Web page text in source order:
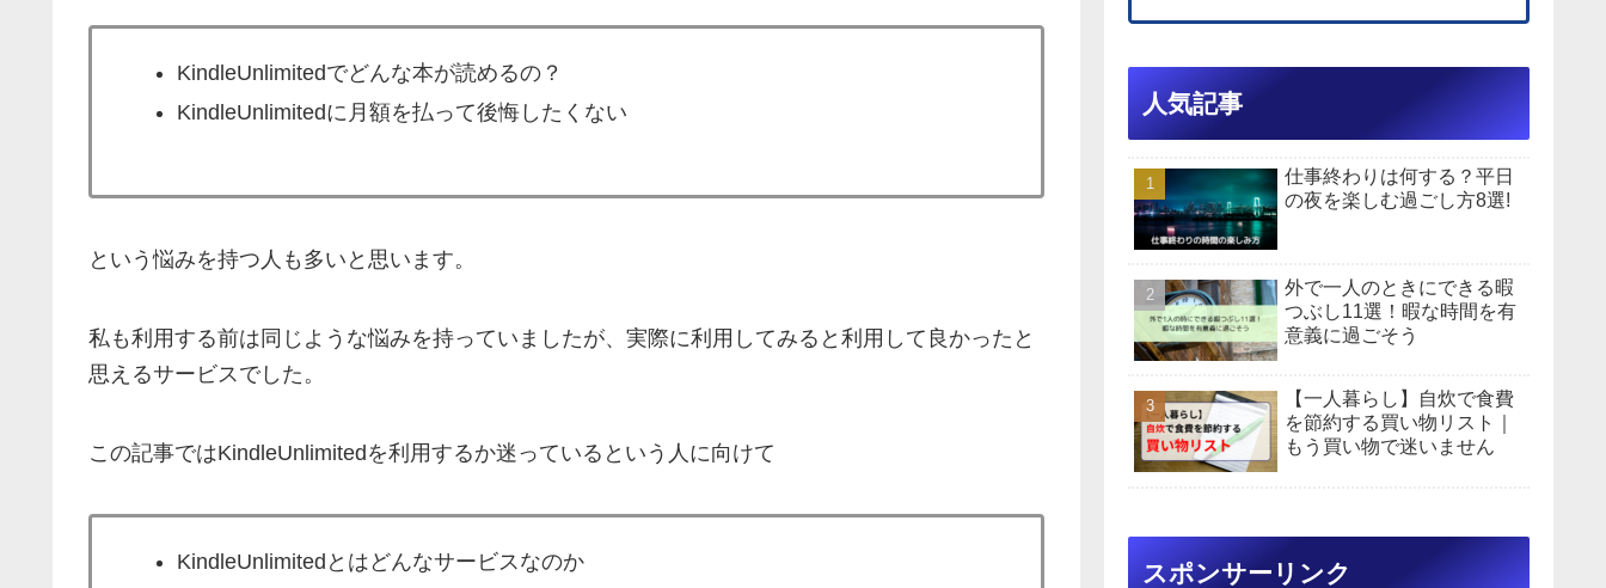
KindleUnlimitedでどんな本が読めるの？
KindleUnlimitedに月額を払って後悔したくない
という悩みを持つ人も多いと思います。
私も利用する前は同じような悩みを持っていましたが、実際に利用してみると利用して良かったと
思えるサービスでした。
この記事ではKindleUnlimitedを利用するか迷っているという人に向けて
KindleUnlimitedとはどんなサービスなのか
人気記事
仕事終わりは何する？平日
の夜を楽しむ過ごし方8選!
外で一人のときにできる暇
つぶし11選！暇な時間を有
意義に過ごそう
【一人暮らし】自炊で食費
を節約する買い物リスト｜
もう買い物で迷いません
スポンサーリンク